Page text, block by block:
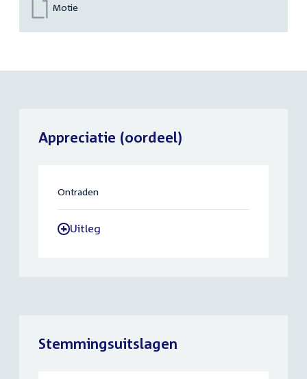
Motie
Appreciatie (oordeel)
Ontraden
-Uitleg
Stemmingsuitslagen